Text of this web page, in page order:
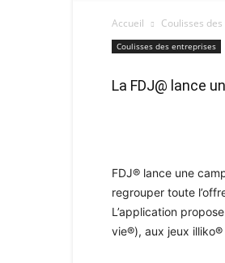
Accueil Coulisses
Coulisses des entreprises
La FDJ@ lance
FDJ® lance une
regrouper toute
L’application
vie®), aux jeux